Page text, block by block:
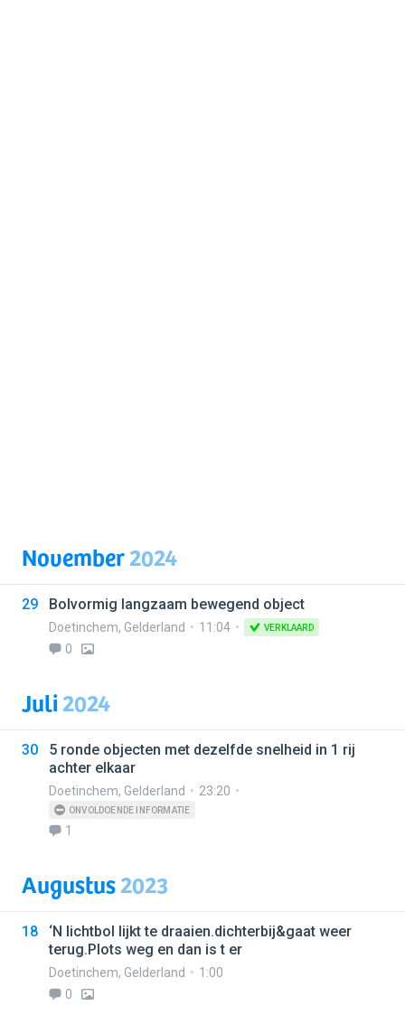
November2024
29 Bolvormig langzaam bewegend object
Doetinchem, Gelderland 11:04 VERKLAARD
0
Juli2024
30
5 ronde objecten met dezelfde snelheid in 1 rij
achter elkaar
Doetinchem, Gelderland 23:20
ONVOLDOENDE INFORMATIE
1
Augustus2023
18
‘N lichtbol lijkt te draaien.dichterbij&gaat weer
terug.Plots weg en dan is t er
Doetinchem, Gelderland
1:00
0